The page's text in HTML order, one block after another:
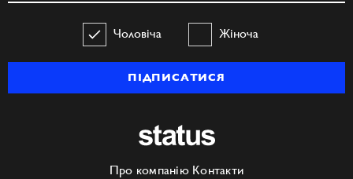
Чоловіча Жіноча
ПІДПИСАТИСЯ
Про компанію Контакти